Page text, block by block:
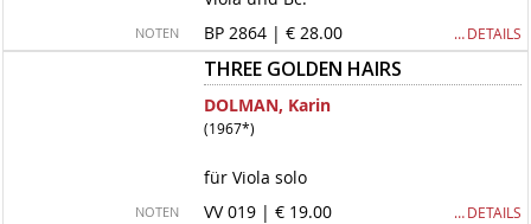
NOTEN BP 2864 | € 28.00 … DETAILS
THREE GOLDEN HAIRS
DOLMAN, Karin
(1967*)
für Viola solo
NOTEN VV 019 | € 19.00 … DETAILS